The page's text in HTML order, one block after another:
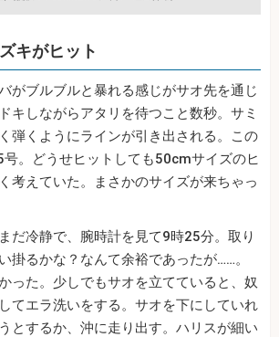
キがヒット
がブルブルと暴れる感じがサオ先を通じ
キしながらアタリを待つこと数秒。サミ
弾くようにラインが引き出される。この
。どうせヒットしても50cmサイズのヒ
考えていた。まさかのサイズが来ちゃっ
だ冷静で、腕時計を見て9時25分。取り
掛るかな？なんて余裕であったが……。
った。少しでもサオを立てていると、奴
てエラ洗いをする。サオを下にしていれ
とするか、沖に走り出す。ハリスが細い